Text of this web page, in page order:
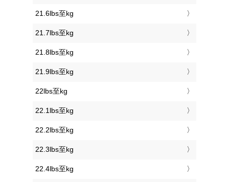
21.6lbs至kg
21.7lbs至kg
21.8lbs至kg
21.9lbs至kg
22lbs至kg
22.1lbs至kg
22.2lbs至kg
22.3lbs至kg
22.4lbs至kg